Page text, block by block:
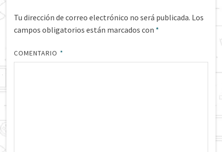
Tu dirección de correo electrónico no será publicada. Los
campos obligatorios están marcados con *
COMENTARIO *